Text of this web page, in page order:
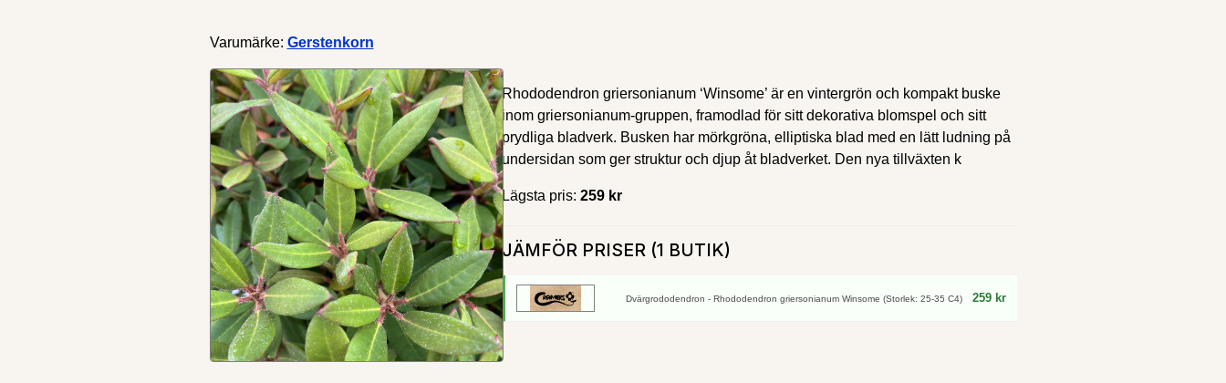
Varumärke: Gerstenkorn
Rhododendron griersonianum ‘Winsome’ är en vintergrön och kompakt buske
inom griersonianum‑gruppen, framodlad för sitt dekorativa blomspel och sitt
prydliga bladverk. Busken har mörkgröna, elliptiska blad med en lätt ludning på
undersidan som ger struktur och djup åt bladverket. Den nya tillväxten k
Lägsta pris: 259 kr
JÄMFÖR PRISER (1 BUTIK)
Dvärgrododendron - Rhododendron griersonianum Winsome (Storlek: 25-35 C4) 259 kr